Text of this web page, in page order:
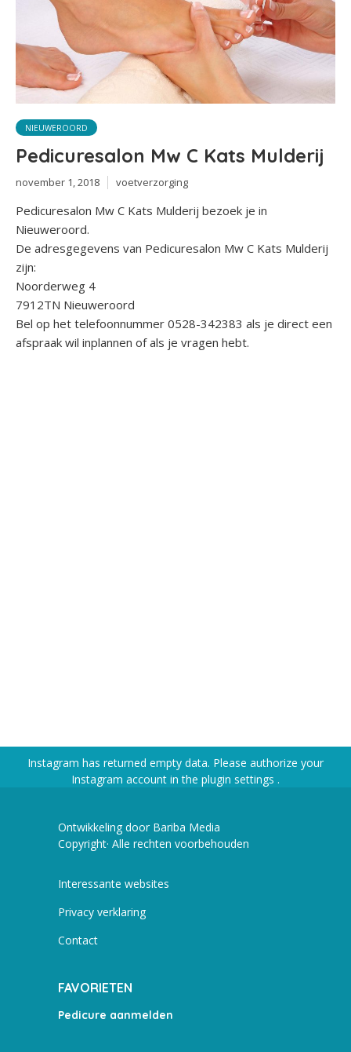
NIEUWEROORD
Pedicuresalon Mw C Kats Mulderij
november 1, 2018 voetverzorging
Pedicuresalon Mw C Kats Mulderij bezoek je in
Nieuweroord.
De adresgegevens van Pedicuresalon Mw C Kats Mulderij
zijn:
Noorderweg 4
7912TN Nieuweroord
Bel op het telefoonnummer 0528-342383 als je direct een
afspraak wil inplannen of als je vragen hebt.
Instagram has returned empty data. Please authorize your
Instagram account in the plugin settings .
Ontwikkeling door Bariba Media
Copyright· Alle rechten voorbehouden
Interessante websites
Privacy verklaring
Contact
FAVORIETEN
Pedicure aanmelden